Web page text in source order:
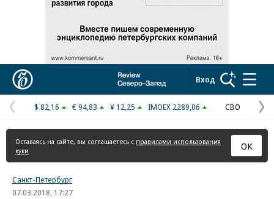
Вход
Предыдущая
страница
$ 82,16 € 94,83 ¥ 12,25 IMOEX 2289,06 СВО
Оставаясь на сайте, вы соглашаетесь с правилами использования
куки
ОК
Санкт-Петербург
07.03.2018, 17:27